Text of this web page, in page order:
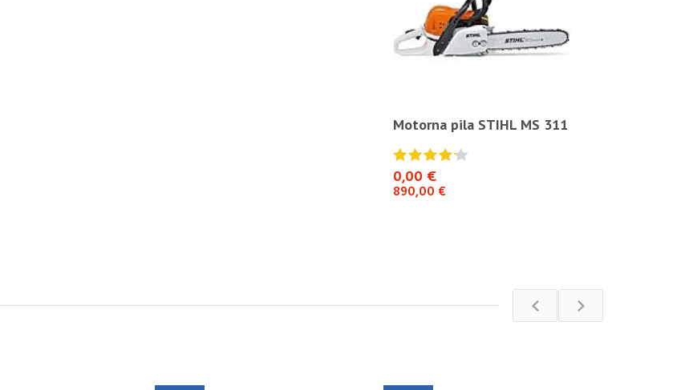
Motorna pila STIHL MS 311
0,00 €
890,00 €